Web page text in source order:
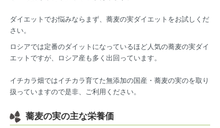
ダイエットでお悩みならまず、蕎麦の実ダイエットをお試しくだ
さい。
ロシアでは定番のダイットになっているほど人気の蕎麦の実ダイ
エットですが、ロシア産も多く出回っています。
イチカラ畑ではイチカラ育てた無添加の国産・蕎麦の実のを取り
扱っていますので是非、ご利用ください。
蕎麦の実の主な栄養価